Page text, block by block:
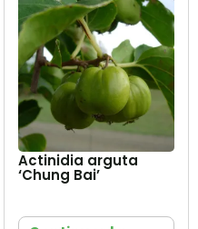
Actinidia arguta
‘Chung Bai’